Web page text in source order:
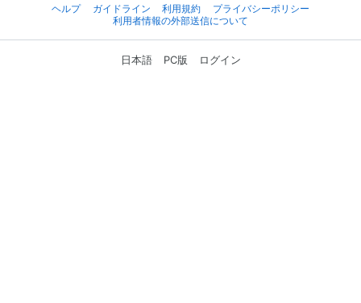
ヘルプ
ガイドライン 利用規約
プライバシーポリシー
利用者情報の外部送信について
日本語 PC版 ログイン